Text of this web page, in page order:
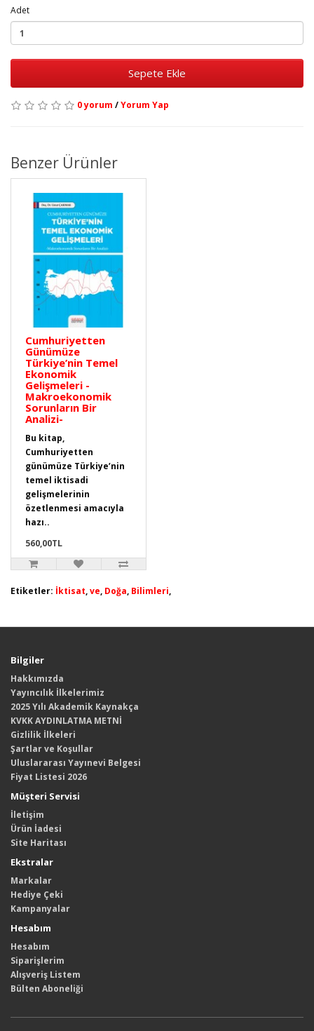
Adet
Sepete Ekle
0 yorum /Yorum Yap
Benzer Ürünler
Cumhuriyetten
Günümüze
Türkiye’nin Temel
Ekonomik
Gelişmeleri -
Makroekonomik
Sorunların Bir
Analizi-
Bu kitap,
Cumhuriyetten
günümüze Türkiye’nin
temel iktisadi
gelişmelerinin
özetlenmesi amacıyla
hazı..
560,00TL
Etiketler: İktisat,ve, Doğa, Bilimleri,
Bilgiler
Hakkımızda
Yayıncılık İlkelerimiz
2025 Yılı Akademik Kaynakça
KVKK AYDINLATMA METNİ
Gizlilik İlkeleri
Şartlar ve Koşullar
Uluslararası Yayınevi Belgesi
Fiyat Listesi 2026
Müşteri Servisi
İletişim
Ürün İadesi
Site Haritası
Ekstralar
Markalar
Hediye Çeki
Kampanyalar
Hesabım
Hesabım
Siparişlerim
Alışveriş Listem
Bülten Aboneliği